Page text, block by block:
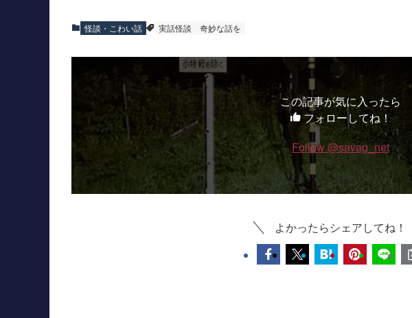
怪談・こわい話 実話怪談 奇妙な話を
この記事が気に入ったら
フォローしてね！
Follow @savag_net
よかったらシェアしてね！